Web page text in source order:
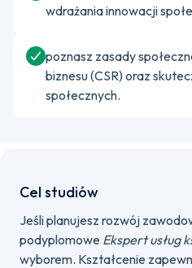
wdrażania innowacji
poznasz zasady
biznesu (CSR) oraz
społecznych.
Cel studiów
Jeśli planujesz rozwój
podyplomowe Ekspert usług
wyborem. Kształcenie